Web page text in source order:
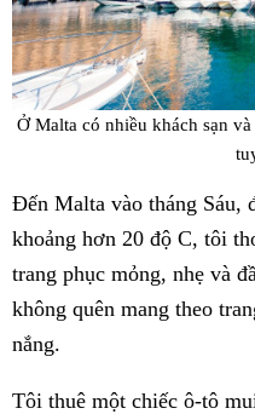
Ở Malta có nhiều khách sạn
Đến Malta vào tháng Sáu,
khoảng hơn 20 độ C, tôi
trang phục mỏng, nhẹ và
không quên mang theo
nắng.
Tôi thuê một chiếc ô-tô